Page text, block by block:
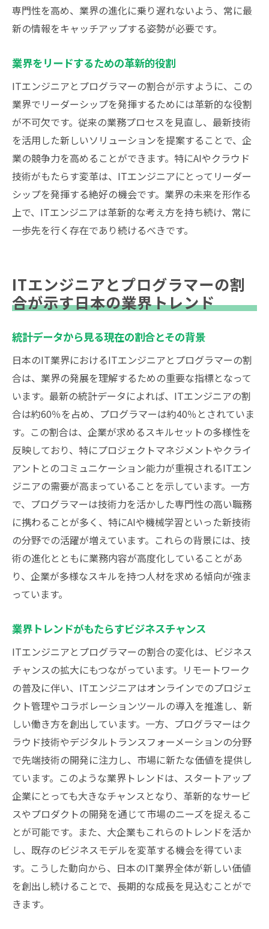
専門性を高め、業界の進化に乗り遅れないよう、常に最
新の情報をキャッチアップする姿勢が必要です。
業界をリードするための革新的役割
ITエンジニアとプログラマーの割合が示すように、この
業界でリーダーシップを発揮するためには革新的な役割
が不可欠です。従来の業務プロセスを見直し、最新技術
を活用した新しいソリューションを提案することで、企
業の競争力を高めることができます。特にAIやクラウド
技術がもたらす変革は、ITエンジニアにとってリーダー
シップを発揮する絶好の機会です。業界の未来を形作る
上で、ITエンジニアは革新的な考え方を持ち続け、常に
一歩先を行く存在であり続けるべきです。
ITエンジニアとプログラマーの割
合が示す日本の業界トレンド
統計データから見る現在の割合とその背景
日本のIT業界におけるITエンジニアとプログラマーの割
合は、業界の発展を理解するための重要な指標となって
います。最新の統計データによれば、ITエンジニアの割
合は約60％を占め、プログラマーは約40％とされていま
す。この割合は、企業が求めるスキルセットの多様性を
反映しており、特にプロジェクトマネジメントやクライ
アントとのコミュニケーション能力が重視されるITエン
ジニアの需要が高まっていることを示しています。一方
で、プログラマーは技術力を活かした専門性の高い職務
に携わることが多く、特にAIや機械学習といった新技術
の分野での活躍が増えています。これらの背景には、技
術の進化とともに業務内容が高度化していることがあ
り、企業が多様なスキルを持つ人材を求める傾向が強ま
っています。
業界トレンドがもたらすビジネスチャンス
ITエンジニアとプログラマーの割合の変化は、ビジネス
チャンスの拡大にもつながっています。リモートワーク
の普及に伴い、ITエンジニアはオンラインでのプロジェ
クト管理やコラボレーションツールの導入を推進し、新
しい働き方を創出しています。一方、プログラマーはク
ラウド技術やデジタルトランスフォーメーションの分野
で先端技術の開発に注力し、市場に新たな価値を提供し
ています。このような業界トレンドは、スタートアップ
企業にとっても大きなチャンスとなり、革新的なサービ
スやプロダクトの開発を通じて市場のニーズを捉えるこ
とが可能です。また、大企業もこれらのトレンドを活か
し、既存のビジネスモデルを変革する機会を得ていま
す。こうした動向から、日本のIT業界全体が新しい価値
を創出し続けることで、長期的な成長を見込むことがで
きます。